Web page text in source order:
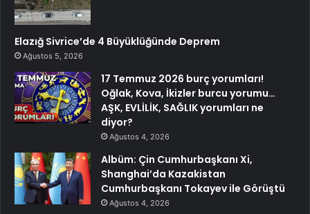
Elazığ Sivrice’de 4 Büyüklüğünde Deprem
Ağustos 5, 2026
17 Temmuz 2026 burç yorumları!
Oğlak, Kova, İkizler burcu yorumu…
AŞK, EVLİLİK, SAĞLIK yorumları ne
diyor?
Ağustos 4, 2026
Albüm: Çin Cumhurbaşkanı Xi,
Shanghai’da Kazakistan
Cumhurbaşkanı Tokayev ile Görüştü
Ağustos 4, 2026